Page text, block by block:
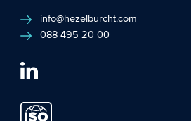
info@hezelburcht.com
088 495 20 00